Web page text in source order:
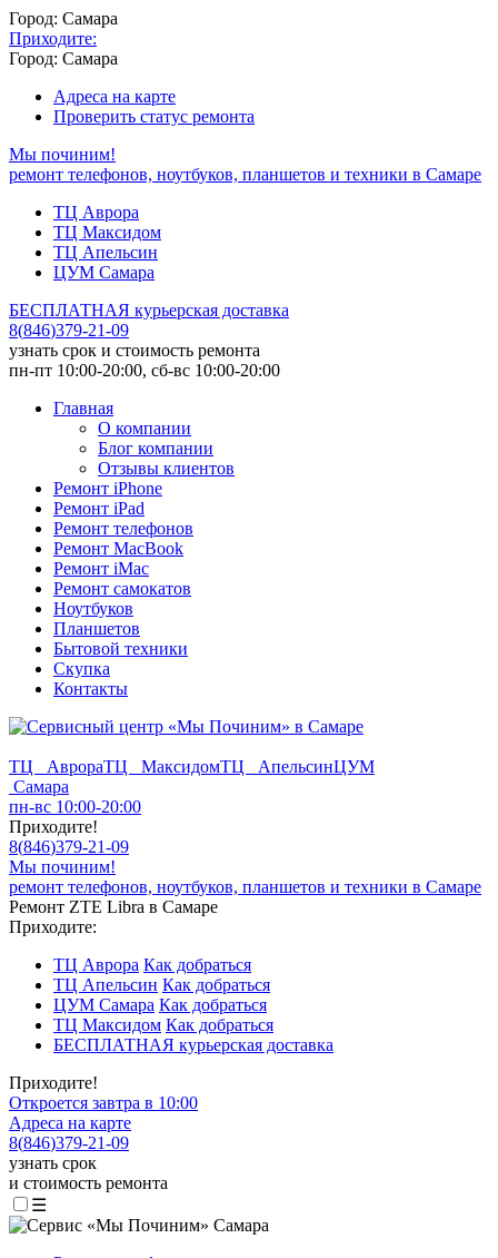
Город: Самара
Приходите:
Город: Самара
Адреса на карте
Проверить статус ремонта
Мы починим!
ремонт телефонов, ноутбуков, планшетов и техники в Самаре
ТЦ Аврора
ТЦ Максидом
ТЦ Апельсин
ЦУМ Самара
БЕСПЛАТНАЯ курьерская доставка
8(846)379-21-09
узнать срок и стоимость ремонта
пн-пт 10:00-20:00, сб-вс 10:00-20:00
Главная
О компании
Блог компании
Отзывы клиентов
Ремонт iPhone
Ремонт iPad
Ремонт телефонов
Ремонт MacBook
Ремонт iMac
Ремонт самокатов
Ноутбуков
Планшетов
Бытовой техники
Скупка
Контакты
ТЦ АврораТЦ МаксидомТЦ АпельсинЦУМ
Самара
пн-вс 10:00-20:00
Приходите!
8(846)379-21-09
Мы починим!
ремонт телефонов, ноутбуков, планшетов и техники в Самаре
Ремонт ZTE Libra в Самаре
Приходите:
ТЦ Аврора Как добраться
ТЦ Апельсин Как добраться
ЦУМ Самара Как добраться
ТЦ Максидом Как добраться
БЕСПЛАТНАЯ курьерская доставка
Приходите!
Откроется завтра в 10:00
Адреса на карте
8(846)379-21-09
узнать срок
и стоимость ремонта
☰